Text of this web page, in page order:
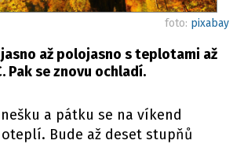
foto: pixabay
až polojasno s teplotami až
Pak se znovu ochladí.
a pátku se na víkend
Bude až deset stupňů